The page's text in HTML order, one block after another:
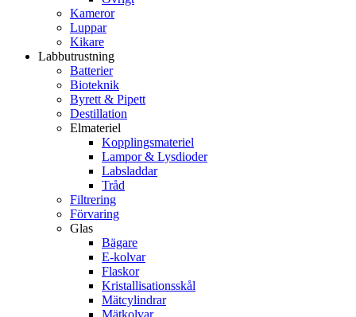
Kameror
Luppar
Kikare
Labbutrustning
Batterier
Bioteknik
Byrett & Pipett
Destillation
Elmateriel
Kopplingsmateriel
Lampor & Lysdioder
Labsladdar
Tråd
Filtrering
Förvaring
Glas
Bägare
E-kolvar
Flaskor
Kristallisationsskål
Mätcylindrar
Mätkolvar